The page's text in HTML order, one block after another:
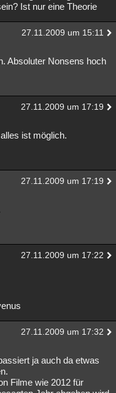
Ist nur eine Theorie
27.11.2009 um 15:11
Absoluter Nonsens hoch
27.11.2009 um 17:19
ist möglich.
27.11.2009 um 17:19
27.11.2009 um 17:22
27.11.2009 um 17:32
ja auch da etwas
Filme wie 2012 für